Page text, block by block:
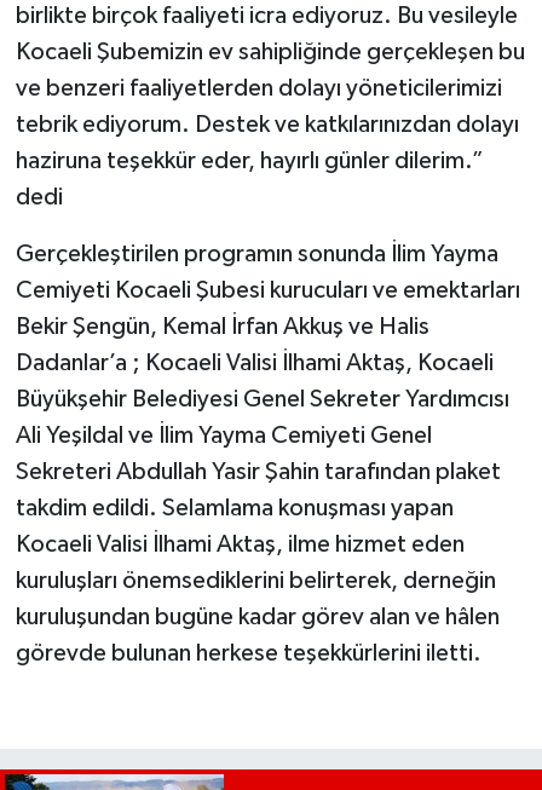
birlikte birçok faaliyeti icra ediyoruz. Bu vesileyle
Kocaeli Şubemizin ev sahipliğinde gerçekleşen bu
ve benzeri faaliyetlerden dolayı yöneticilerimizi
tebrik ediyorum. Destek ve katkılarınızdan dolayı
haziruna teşekkür eder, hayırlı günler dilerim.”
dedi
Gerçekleştirilen programın sonunda İlim Yayma
Cemiyeti Kocaeli Şubesi kurucuları ve emektarları
Bekir Şengün, Kemal İrfan Akkuş ve Halis
Dadanlar’a ; Kocaeli Valisi İlhami Aktaş, Kocaeli
Büyükşehir Belediyesi Genel Sekreter Yardımcısı
Ali Yeşildal ve İlim Yayma Cemiyeti Genel
Sekreteri Abdullah Yasir Şahin tarafından plaket
takdim edildi. Selamlama konuşması yapan
Kocaeli Valisi İlhami Aktaş, ilme hizmet eden
kuruluşları önemsediklerini belirterek, derneğin
kuruluşundan bugüne kadar görev alan ve hâlen
görevde bulunan herkese teşekkürlerini iletti.